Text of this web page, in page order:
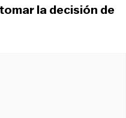
la decisión de